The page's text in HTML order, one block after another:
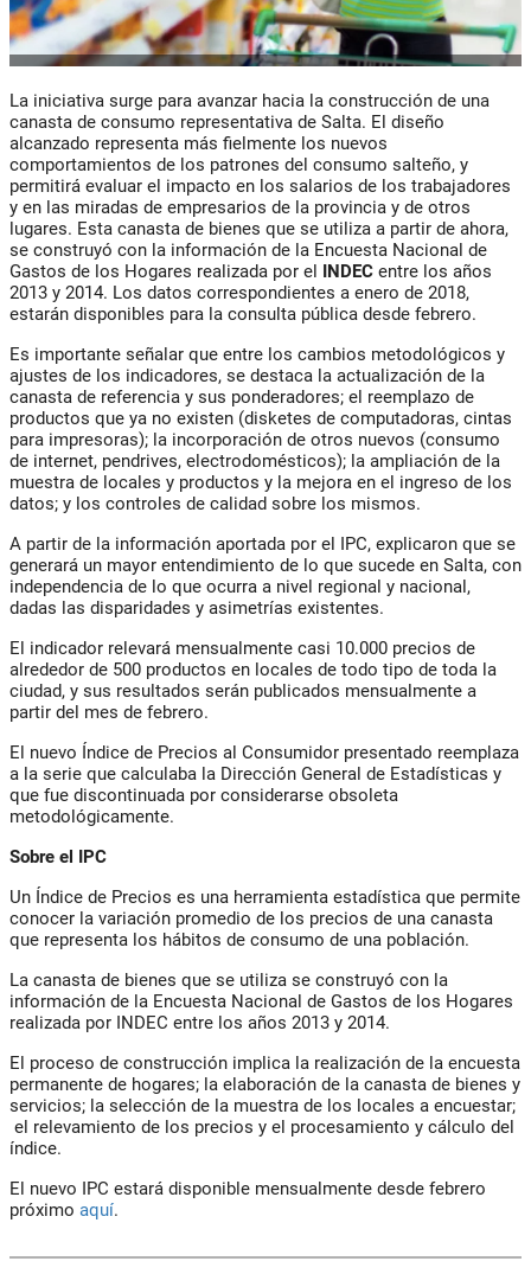
La iniciativa surge para avanzar hacia la construcción de una
canasta de consumo representativa de Salta. El diseño
alcanzado representa más fielmente los nuevos
comportamientos de los patrones del consumo salteño, y
permitirá evaluar el impacto en los salarios de los trabajadores
y en las miradas de empresarios de la provincia y de otros
lugares. Esta canasta de bienes que se utiliza a partir de ahora,
se construyó con la información de la Encuesta Nacional de
Gastos de los Hogares realizada por el INDEC entre los años
2013 y 2014. Los datos correspondientes a enero de 2018,
estarán disponibles para la consulta pública desde febrero.
Es importante señalar que entre los cambios metodológicos y
ajustes de los indicadores, se destaca la actualización de la
canasta de referencia y sus ponderadores; el reemplazo de
productos que ya no existen (disketes de computadoras, cintas
para impresoras); la incorporación de otros nuevos (consumo
de internet, pendrives, electrodomésticos); la ampliación de la
muestra de locales y productos y la mejora en el ingreso de los
datos; y los controles de calidad sobre los mismos.
A partir de la información aportada por el IPC, explicaron que se
generará un mayor entendimiento de lo que sucede en Salta, con
independencia de lo que ocurra a nivel regional y nacional,
dadas las disparidades y asimetrías existentes.
El indicador relevará mensualmente casi 10.000 precios de
alrededor de 500 productos en locales de todo tipo de toda la
ciudad, y sus resultados serán publicados mensualmente a
partir del mes de febrero.
El nuevo Índice de Precios al Consumidor presentado reemplaza
a la serie que calculaba la Dirección General de Estadísticas y
que fue discontinuada por considerarse obsoleta
metodológicamente.
Sobre el IPC
Un Índice de Precios es una herramienta estadística que permite
conocer la variación promedio de los precios de una canasta
que representa los hábitos de consumo de una población.
La canasta de bienes que se utiliza se construyó con la
información de la Encuesta Nacional de Gastos de los Hogares
realizada por INDEC entre los años 2013 y 2014.
El proceso de construcción implica la realización de la encuesta
permanente de hogares; la elaboración de la canasta de bienes y
servicios; la selección de la muestra de los locales a encuestar;
el relevamiento de los precios y el procesamiento y cálculo del
índice.
El nuevo IPC estará disponible mensualmente desde febrero
próximo aquí.